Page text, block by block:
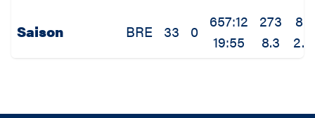
Saison BRE 33 0
657:12
19:55
273
8.3
80
2.4